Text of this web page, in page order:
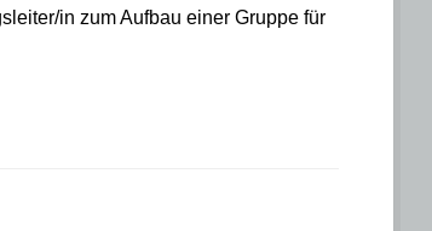
in zum Aufbau einer Gruppe für